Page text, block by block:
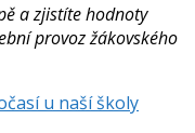
a zjistíte hodnoty
provoz žákovského
u naší školy